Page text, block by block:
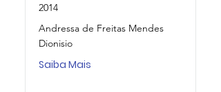
2014
Andressa de Freitas Mendes
Dionisio
Saiba Mais